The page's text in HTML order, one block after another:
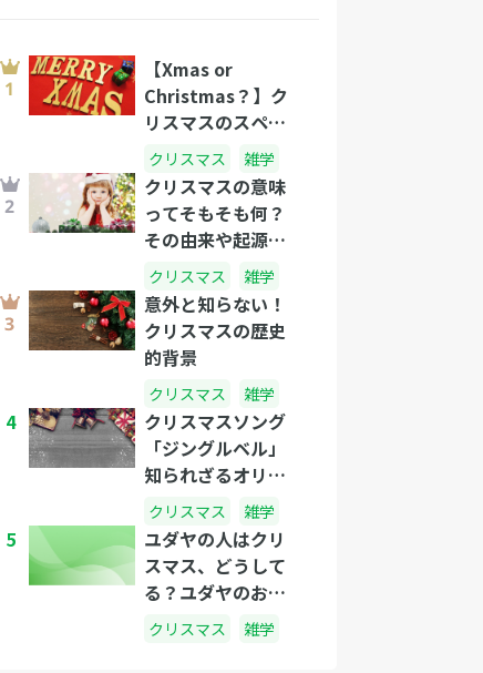
【Xmas or
Christmas？】ク
リスマスのスペル
の不思議
クリスマス 雑学
クリスマスの意味
ってそもそも何？
その由来や起源を
徹底解説！
クリスマス 雑学
意外と知らない！
クリスマスの歴史
的背景
クリスマス 雑学
4
クリスマスソング
「ジングルベル」
知られざるオリジ
ナルの歌詞とは？
クリスマス 雑学
5
ユダヤの人はクリ
スマス、どうして
る？ユダヤのお祭
り「ハヌカ」に迫
る！
クリスマス 雑学